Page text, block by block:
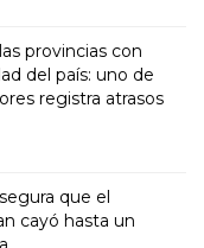
provincias con
del país: uno de
registra atrasos
que el
cayó hasta un